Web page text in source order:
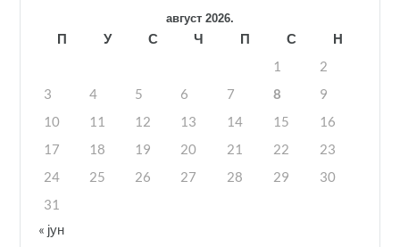
август 2026.
П У С Ч П С
Н
1
2
3
4 5 6 7 8
9
10
11 12 13 14 15
16
17
18 19 20 21 22
23
24
25 26 27 28 29
30
31
« јун